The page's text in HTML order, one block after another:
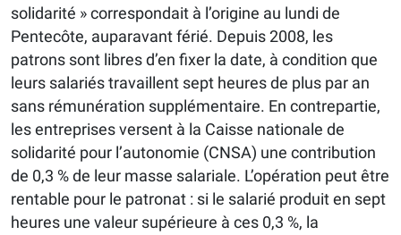
solidarité » correspondait à l’origine au lundi de
Pentecôte, auparavant férié. Depuis 2008, les
patrons sont libres d’en fixer la date, à condition que
leurs salariés travaillent sept heures de plus par an
sans rémunération supplémentaire. En contrepartie,
les entreprises versent à la Caisse nationale de
solidarité pour l’autonomie (CNSA) une contribution
de 0,3 % de leur masse salariale. L’opération peut être
rentable pour le patronat : si le salarié produit en sept
heures une valeur supérieure à ces 0,3 %, la